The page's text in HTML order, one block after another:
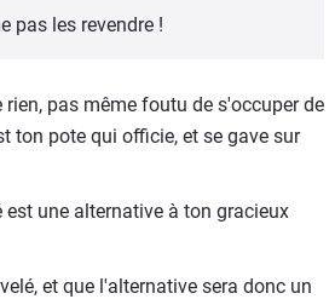
pas les revendre !
rien, pas même foutu de s'occuper de
ton pote qui officie, et se gave sur
est une alternative à ton gracieux
et que l'alternative sera donc un